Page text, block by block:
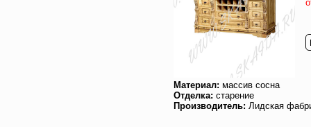
Материал: массив сосна
Отделка: старение
Производитель: Лидская